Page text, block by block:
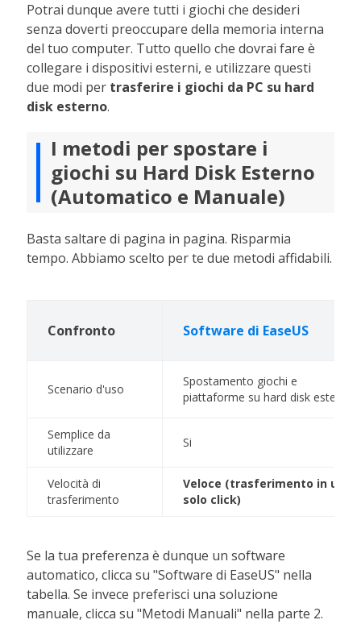
Potrai dunque avere tutti i giochi che desideri
senza doverti preoccupare della memoria interna
del tuo computer. Tutto quello che dovrai fare è
collegare i dispositivi esterni, e utilizzare questi
due modi per trasferire i giochi da PC su hard
disk esterno.
I metodi per spostare i
giochi su Hard Disk Esterno
(Automatico e Manuale)
Basta saltare di pagina in pagina. Risparmia
tempo. Abbiamo scelto per te due metodi affidabili.
Confronto Software di EaseUS
Scenario d'uso
Spostamento giochi e
piattaforme su hard disk esterno.
Semplice da
utilizzare
Si
Velocità di
trasferimento
Veloce (trasferimento in un
solo click)
Se la tua preferenza è dunque un software
automatico, clicca su "Software di EaseUS" nella
tabella. Se invece preferisci una soluzione
manuale, clicca su "Metodi Manuali" nella parte 2.